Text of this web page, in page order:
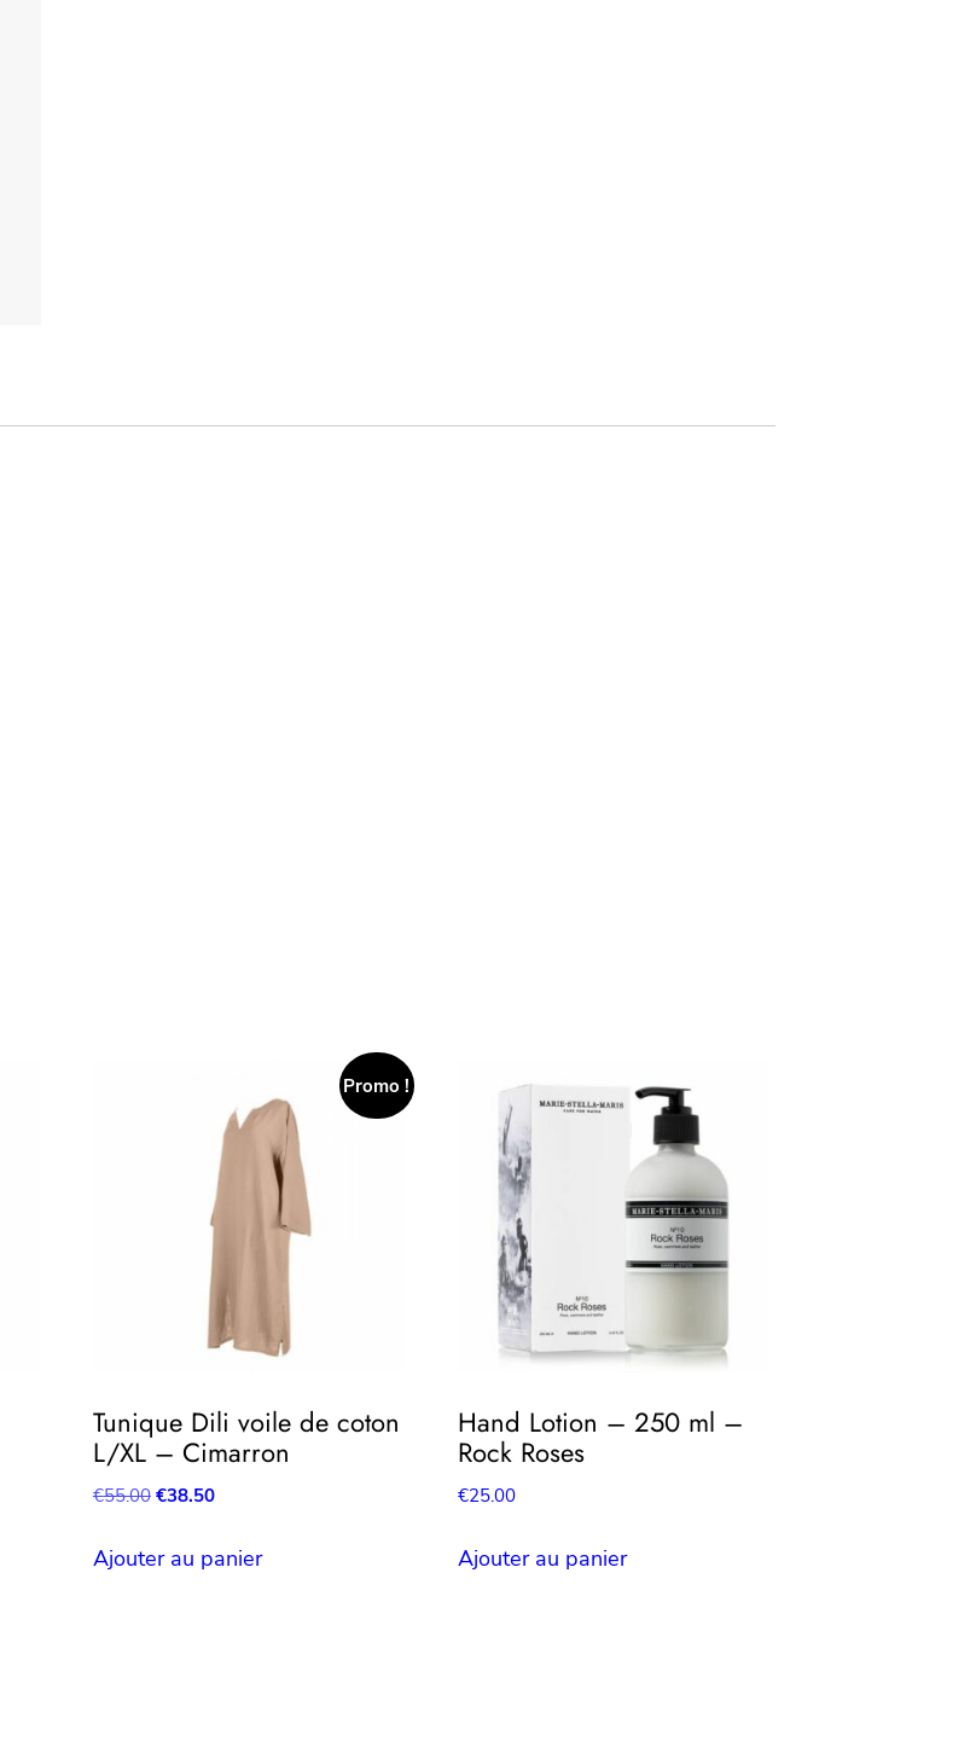
Promo !
Tunique Dili voile de coton
L/XL – Cimarron
€55.00Le
initial
€38.50Le
actuel
Ajouter au panier
Hand Lotion – 250 ml –
Rock Roses
€25.00
Ajouter au panier